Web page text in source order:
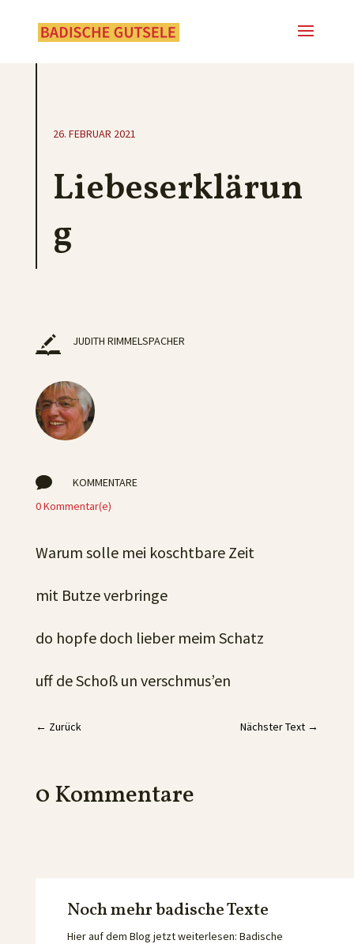
26. FEBRUAR 2021
Liebeserklärun
g
JUDITH RIMMELSPACHER

KOMMENTARE
0 Kommentar(e)
Warum solle mei koschtbare Zeit
mit Butze verbringe
do hopfe doch lieber meim Schatz
uff de Schoß un verschmus’en
← Zurück Nächster Text →
0 Kommentare
Noch mehr badische Texte
Hier auf dem Blog jetzt weiterlesen: Badische